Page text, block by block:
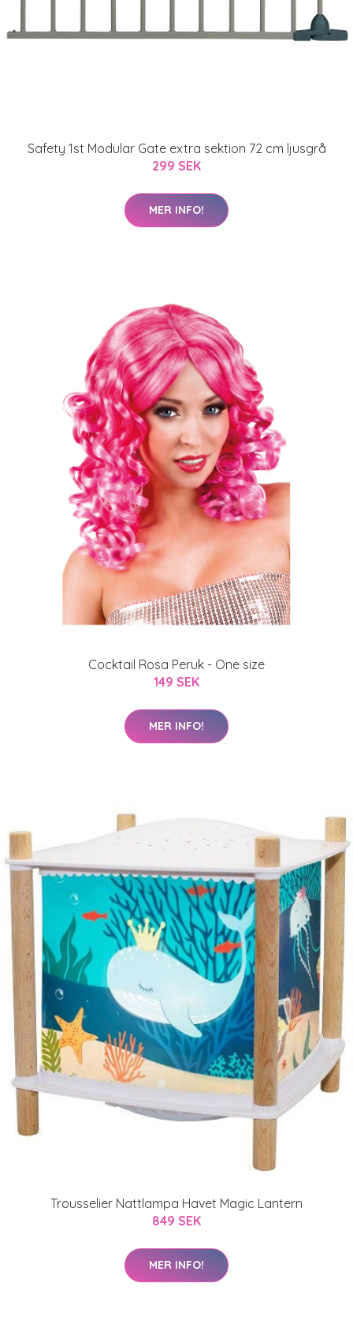
Safety 1st Modular Gate extra sektion 72 cm ljusgrå
299 SEK
MER INFO!
Cocktail Rosa Peruk - One size
149 SEK
MER INFO!
Trousselier Nattlampa Havet Magic Lantern
849 SEK
MER INFO!